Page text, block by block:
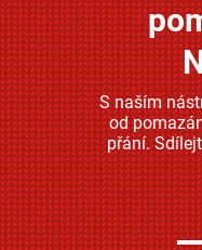
S naším
od
přání.